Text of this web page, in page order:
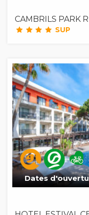
CAMBRILS PARK
SUP
Dates